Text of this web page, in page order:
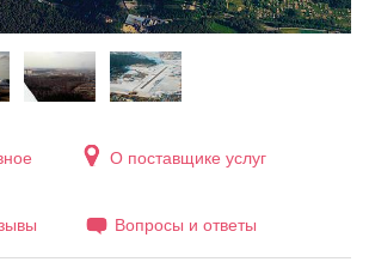
О поставщике услуг
Вопросы и ответы